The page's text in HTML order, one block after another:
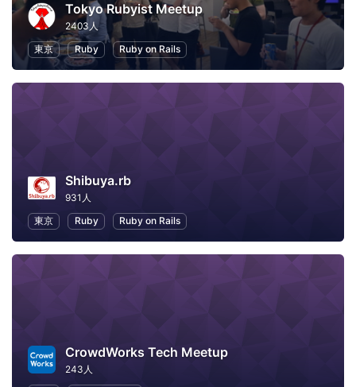
Tokyo Rubyist Meetup
2403人
東京
Ruby Ruby on Rails
Shibuya.rb
931人
東京
Ruby Ruby on Rails
CrowdWorks Tech Meetup
243人